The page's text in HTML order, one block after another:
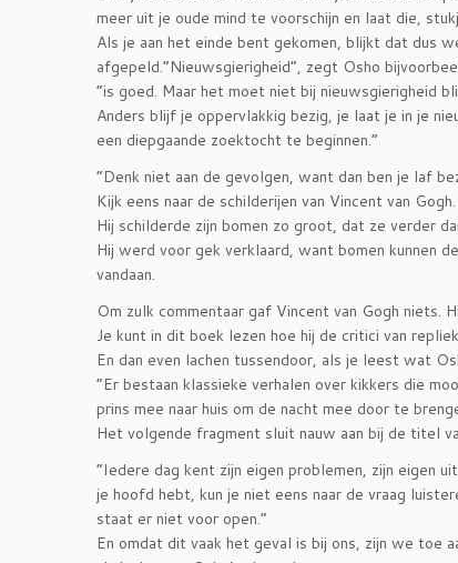
meer uit je oude mind te voorschijn en laat die,
Als je aan het einde bent gekomen, blijkt dat dus
afgepeld.”Nieuwsgierigheid”, zegt Osho
“is goed. Maar het moet niet bij nieuwsgierigheid
Anders blijf je oppervlakkig bezig, je laat je in je
een diepgaande zoektocht te beginnen.”
“Denk niet aan de gevolgen, want dan ben je laf
Kijk eens naar de schilderijen van Vincent van Gogh.
Hij schilderde zijn bomen zo groot, dat ze verder
Hij werd voor gek verklaard, want bomen kunnen
vandaan.
Om zulk commentaar gaf Vincent van Gogh niets.
Je kunt in dit boek lezen hoe hij de critici van
En dan even lachen tussendoor, als je leest wat
“Er bestaan klassieke verhalen over kikkers die
prins mee naar huis om de nacht mee door te
Het volgende fragment sluit nauw aan bij de titel
“Iedere dag kent zijn eigen problemen, zijn eigen
je hoofd hebt, kun je niet eens naar de vraag
staat er niet voor open.”
En omdat dit vaak het geval is bij ons, zijn we toe